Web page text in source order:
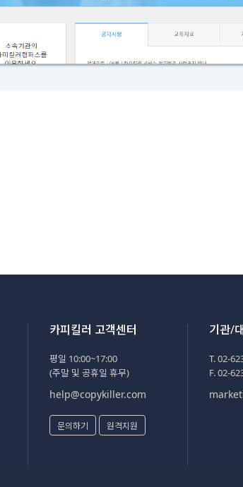
카피킬러 고객센터
평일 10:00~17:00
(주말 및 공휴일 휴무)
help@copykiller.com
문의하기 원격지원
기관/
T. 02-
F. 02-